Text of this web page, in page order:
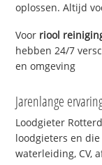
oplossen. Altijd
Voor riool
hebben 24/7
en omgeving
Jarenlange
Loodgieter
loodgieters en
waterleiding, CV,